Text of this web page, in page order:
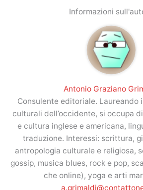
Informazioni
Antonio Graziano
Consulente editoriale. Laureando
culturali dell’occidente, si occupa
e cultura inglese e americana,
traduzione. Interessi: scrittura,
antropologia culturale e religiosa,
gossip, musica blues, rock e pop,
che online), yoga e arti